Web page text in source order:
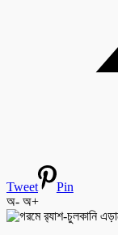
Tweet
Pin
অ- অ+